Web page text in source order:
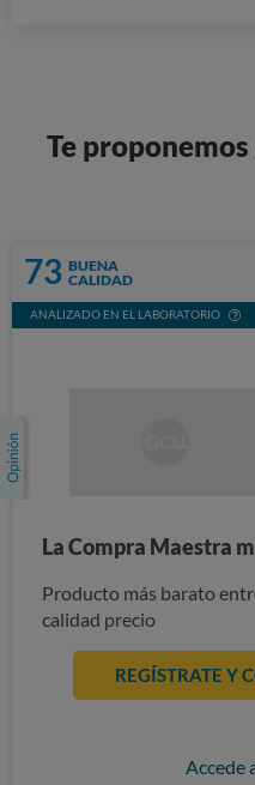
Te
73 BUENA
CALIDAD
ANALIZADO EN EL LABORATORIO
La Compra Maestra
Producto más barato
calidad precio
REGÍSTRATE Y
Accede